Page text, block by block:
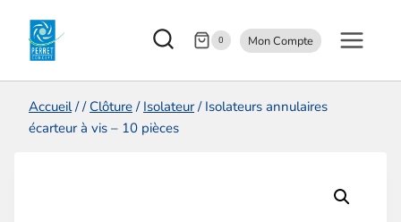
0 Mon Compte
Accueil / / Clôture / Isolateur / Isolateurs annulaires
écarteur à vis – 10 pièces